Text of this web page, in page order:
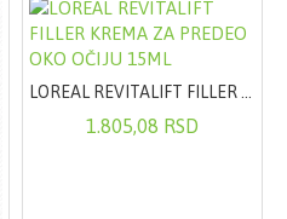
1.805,08 RSD